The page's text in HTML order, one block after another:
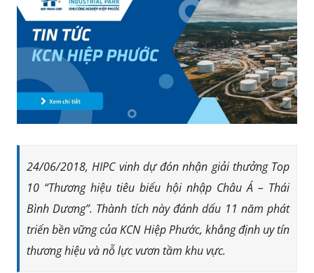
24/06/2018, HIPC vinh dự đón nhận giải thưởng Top
10 “Thương hiệu tiêu biểu hội nhập Châu Á – Thái
Bình Dương”. Thành tích này đánh dấu 11 năm phát
triển bền vững của KCN Hiệp Phước, khẳng định uy tín
thương hiệu và nỗ lực vươn tầm khu vực.